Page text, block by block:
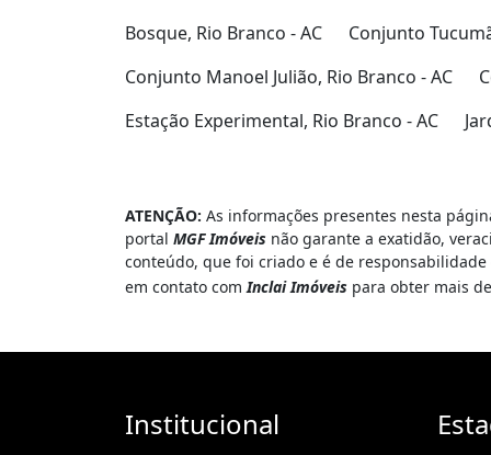
Bosque, Rio Branco - AC Conjunto
Conjunto Manoel Julião, Rio Branco - AC
Estação Experimental, Rio Branco - AC
ATENÇÃO: As informações presentes nesta
portal MGF Imóveis não garante a exatidão,
conteúdo, que foi criado e é de
em contato comInclai Imóveis para obter mais
Institucional